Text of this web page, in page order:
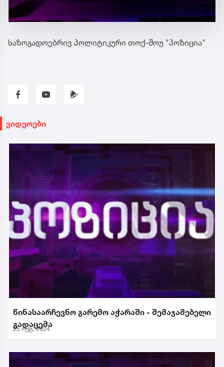
საზოგადოებრივ პოლიტიკური თოქ-შოუ "პოზიცია"
ვიდეოები
წინასაარჩევნო გარემო აჭარაში - შემაჯამებელი
გადაცემა
25 ოქტ. 2024